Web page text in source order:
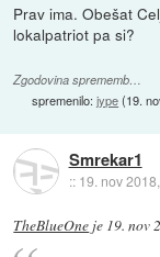
Prav ima. Obešat
lokalpatriot pa si?
Zgodovina sprememb…
spremenilo:jype(19.
Smrekar1
:: 19. nov
TheBlueOne je 19. nov